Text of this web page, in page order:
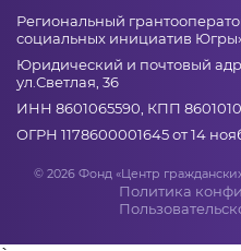
Региональный
социальных инициатив
Юридический и почтовый
ул.Светлая, 36
ИНН 8601065590, КПП
ОГРН 1178600001645 от 14
© 2026 Фонд «Центр
Политика